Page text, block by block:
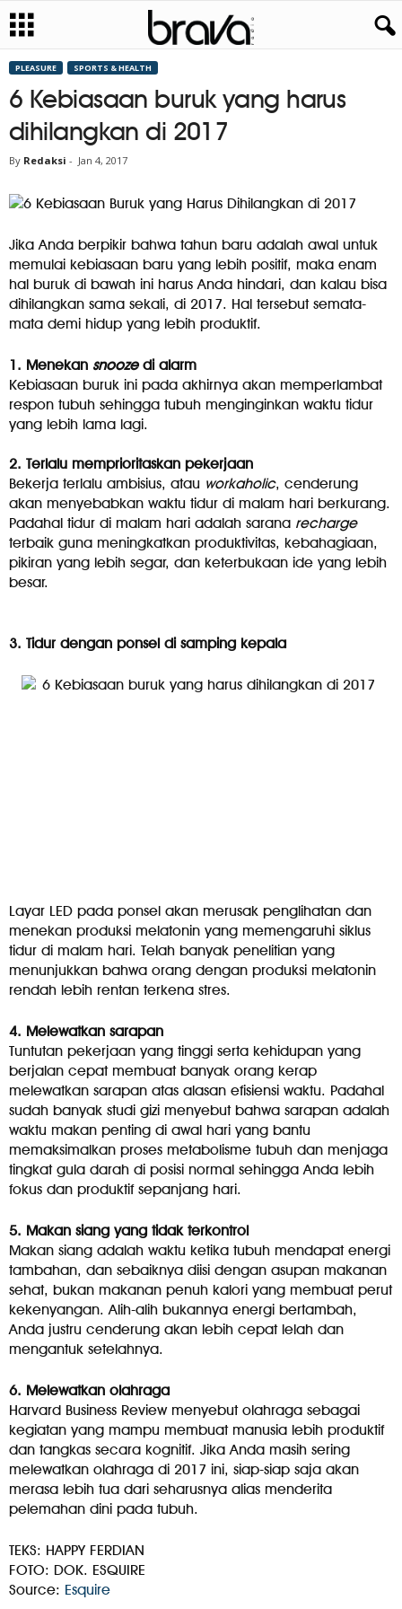
PLEASURE SPORTS & HEALTH
6 Kebiasaan buruk yang harus
dihilangkan di 2017
By Redaksi - Jan 4, 2017
Jika Anda berpikir bahwa tahun baru adalah awal untuk
memulai kebiasaan baru yang lebih positif, maka enam
hal buruk di bawah ini harus Anda hindari, dan kalau bisa
dihilangkan sama sekali, di 2017. Hal tersebut semata-
mata demi hidup yang lebih produktif.
1. Menekan snoozedi alarm
Kebiasaan buruk ini pada akhirnya akan memperlambat
respon tubuh sehingga tubuh menginginkan waktu tidur
yang lebih lama lagi.
2. Terlalu memprioritaskan pekerjaan
Bekerja terlalu ambisius, atau workaholic, cenderung
akan menyebabkan waktu tidur di malam hari berkurang.
Padahal tidur di malam hari adalah sarana recharge
terbaik guna meningkatkan produktivitas, kebahagiaan,
pikiran yang lebih segar, dan keterbukaan ide yang lebih
besar.
3. Tidur dengan ponsel di samping kepala
Layar LED pada ponsel akan merusak penglihatan dan
menekan produksi melatonin yang memengaruhi siklus
tidur di malam hari. Telah banyak penelitian yang
menunjukkan bahwa orang dengan produksi melatonin
rendah lebih rentan terkena stres.
4. Melewatkan sarapan
Tuntutan pekerjaan yang tinggi serta kehidupan yang
berjalan cepat membuat banyak orang kerap
melewatkan sarapan atas alasan efisiensi waktu. Padahal
sudah banyak studi gizi menyebut bahwa sarapan adalah
waktu makan penting di awal hari yang bantu
memaksimalkan proses metabolisme tubuh dan menjaga
tingkat gula darah di posisi normal sehingga Anda lebih
fokus dan produktif sepanjang hari.
5. Makan siang yang tidak terkontrol
Makan siang adalah waktu ketika tubuh mendapat energi
tambahan, dan sebaiknya diisi dengan asupan makanan
sehat, bukan makanan penuh kalori yang membuat perut
kekenyangan. Alih-alih bukannya energi bertambah,
Anda justru cenderung akan lebih cepat lelah dan
mengantuk setelahnya.
6. Melewatkan olahraga
Harvard Business Review menyebut olahraga sebagai
kegiatan yang mampu membuat manusia lebih produktif
dan tangkas secara kognitif. Jika Anda masih sering
melewatkan olahraga di 2017 ini, siap-siap saja akan
merasa lebih tua dari seharusnya alias menderita
pelemahan dini pada tubuh.
TEKS: HAPPY FERDIAN
FOTO: DOK. ESQUIRE
Source: Esquire